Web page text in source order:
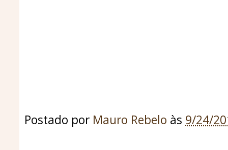
Postado por Mauro Rebelo às 9/24/